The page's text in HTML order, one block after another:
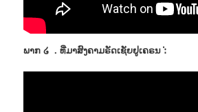
ພາກ ໒ . ທີ່ມາສົງຄາມຣັດເຊັຍຢູເຄຣນ :່